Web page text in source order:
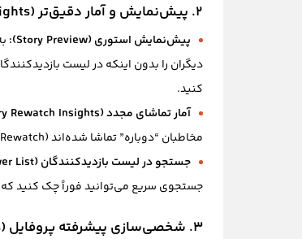
۲. پیش‌نمایش و آمار دقیق‌تر (See previews and insights)
پیش‌نمایش استوری (Story Preview):
دیگران را بدون اینکه در لیست
کنید.
آمار تماشای مجدد (Story Rewatch Insights):
مخاطبان “دوباره” تماشا شده‌اند (Rewatch) به دست آورید.
جستجو در لیست بازدیدکنندگان (Search Viewer List):
جستجوی سریع می‌توانید فوراً چک کنید
۳. شخصی‌سازی پیشرفته پروفایل (Make it yours)